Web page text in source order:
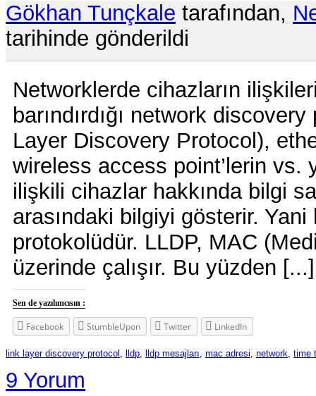
Gökhan Tunçkale tarafından,
tarihinde gönderildi
Networklerde cihazların
barındırdığı network
Layer Discovery Protocol),
wireless access point’lerin vs.
ilişkili cihazlar hakkında bilgi
arasındaki bilgiyi gösterir. Yani
protokolüdür. LLDP, MAC
üzerinde çalışır. Bu yüzden [...]
Sen de yazılımcısın :
Facebook StumbleUpon Twitter LinkedIn
link layer discovery protocol , lldp, lldp mesajları, mac adresi, network, time
9 Yorum